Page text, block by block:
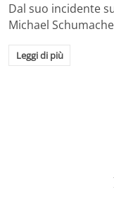
Dal suo incidente
Michael
Leggi di più